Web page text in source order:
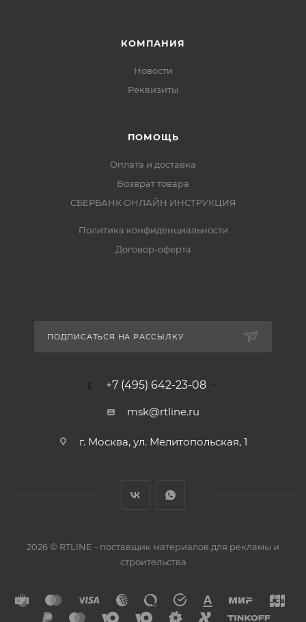
КОМПАНИЯ
Новости
Реквизиты
ПОМОЩЬ
Оплата и доставка
Возврат товара
СБЕРБАНК ОНЛАЙН ИНСТРУКЦИЯ
Политика конфиденциальности
Договор-оферта
ПОДПИСАТЬСЯ НА РАССЫЛКУ
+7 (495) 642-23-08
msk@rtline.ru
г. Москва, ул. Мелитопольская, 1
2026 © RTLINE - поставщик материалов для рекламы и
строительства